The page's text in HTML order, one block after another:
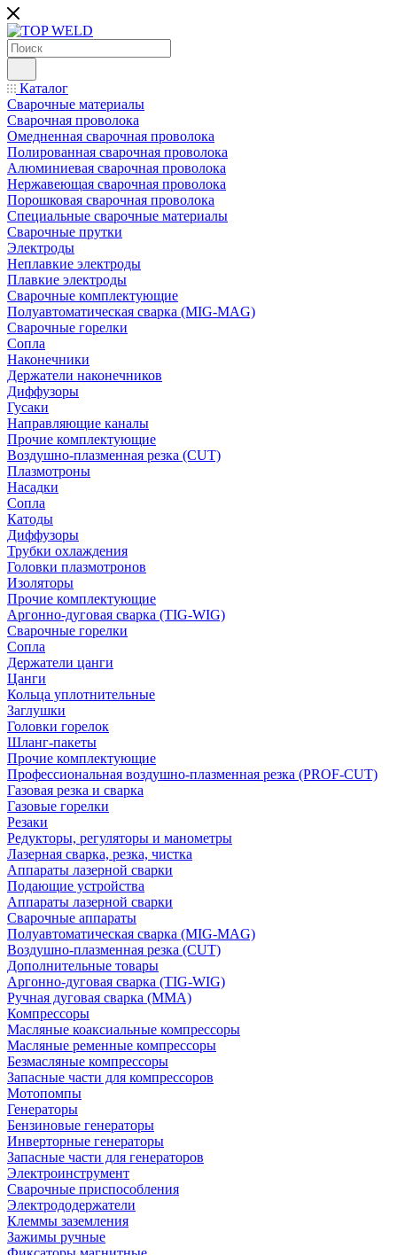
Каталог
Сварочные материалы
Сварочная проволока
Омедненная сварочная проволока
Полированная сварочная проволока
Алюминиевая сварочная проволока
Нержавеющая сварочная проволока
Порошковая сварочная проволока
Специальные сварочные материалы
Сварочные прутки
Электроды
Неплавкие электроды
Плавкие электроды
Сварочные комплектующие
Полуавтоматическая сварка (MIG-MAG)
Сварочные горелки
Сопла
Наконечники
Держатели наконечников
Диффузоры
Гусаки
Направляющие каналы
Прочие комплектующие
Воздушно-плазменная резка (CUT)
Плазмотроны
Насадки
Сопла
Катоды
Диффузоры
Трубки охлаждения
Головки плазмотронов
Изоляторы
Прочие комплектующие
Аргонно-дуговая сварка (TIG-WIG)
Сварочные горелки
Сопла
Держатели цанги
Цанги
Кольца уплотнительные
Заглушки
Головки горелок
Шланг-пакеты
Прочие комплектующие
Профессиональная воздушно-плазменная резка (PROF-CUT)
Газовая резка и сварка
Газовые горелки
Резаки
Редукторы, регуляторы и манометры
Лазерная сварка, резка, чистка
Аппараты лазерной сварки
Подающие устройства
Аппараты лазерной сварки
Сварочные аппараты
Полуавтоматическая сварка (MIG-MAG)
Воздушно-плазменная резка (CUT)
Дополнительные товары
Аргонно-дуговая сварка (TIG-WIG)
Ручная дуговая сварка (MMA)
Компрессоры
Масляные коаксиальные компрессоры
Масляные ременные компрессоры
Безмасляные компрессоры
Запасные части для компрессоров
Мотопомпы
Генераторы
Бензиновые генераторы
Инверторные генераторы
Запасные части для генераторов
Электроинструмент
Сварочные приспособления
Электрододержатели
Клеммы заземления
Зажимы ручные